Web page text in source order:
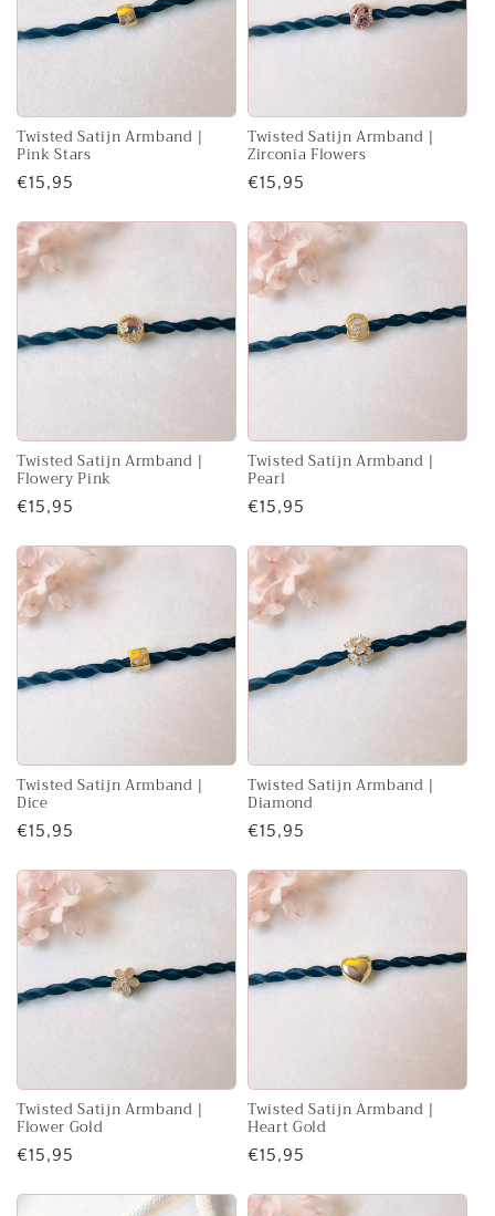
Twisted Satijn Armband |
Pink Stars
Normale
€15,95
Twisted Satijn Armband |
Zirconia Flowers
Normale
€15,95
Twisted Satijn Armband |
Flowery Pink
Normale
€15,95
Twisted Satijn Armband |
Pearl
Normale
€15,95
Twisted Satijn Armband |
Dice
Normale
€15,95
Twisted Satijn Armband |
Diamond
Normale
€15,95
Twisted Satijn Armband |
Flower Gold
Normale
€15,95
Twisted Satijn Armband |
Heart Gold
Normale
€15,95